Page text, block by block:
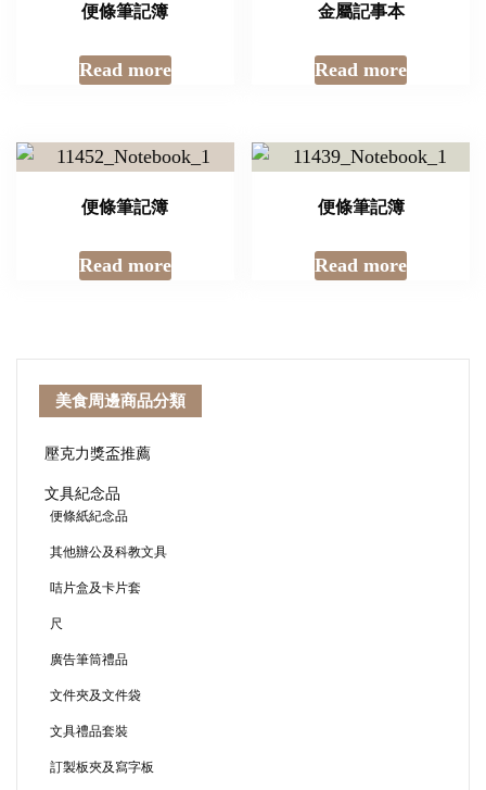
便條筆記簿
Read more
金屬記事本
Read more
便條筆記簿
Read more
便條筆記簿
Read more
美食周邊商品分類
壓克力獎盃推薦
文具紀念品
便條紙紀念品
其他辦公及科教文具
咭片盒及卡片套
尺
廣告筆筒禮品
文件夾及文件袋
文具禮品套裝
訂製板夾及寫字板